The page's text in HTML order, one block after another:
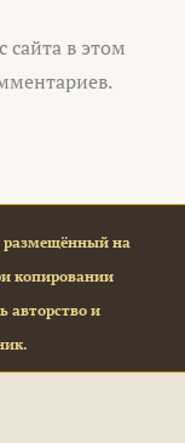
сайта в этом
размещённый на
копировании
авторство и